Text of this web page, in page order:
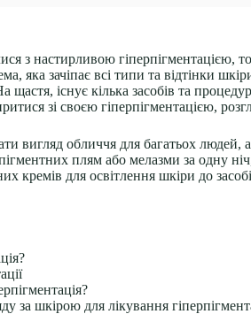
з настирливою гіперпігментацією,
яка зачіпає всі типи та відтінки
щастя, існує кілька засобів та
зі своєю гіперпігментацією,
вигляд обличчя для багатьох людей,
плям або мелазми за одну
кремів для освітлення шкіри до
за шкірою для лікування